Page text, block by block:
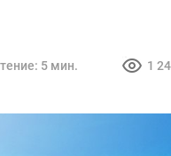
5 мин. 1